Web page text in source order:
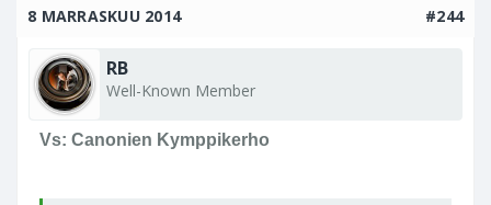
8 MARRASKUU 2014 #244
RB
Well-Known Member
Vs: Canonien Kymppikerho